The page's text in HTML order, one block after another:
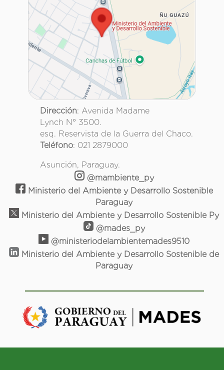
Dirección: Avenida Madame
Lynch N° 3500.
esq. Reservista de la Guerra del Chaco.
Teléfono: 021 2879000
Asunción, Paraguay.
@mambiente_py
Ministerio del Ambiente y Desarrollo Sostenible
Paraguay
Ministerio del Ambiente y Desarrollo Sostenible Py
@mades_py
@ministeriodelambientemades9510
Ministerio del Ambiente y Desarrollo Sostenible de
Paraguay